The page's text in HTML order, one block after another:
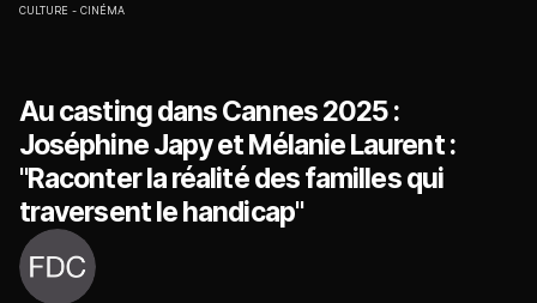
CULTURE CINÉMA
Au casting dans Cannes 2025 :
Joséphine Japy et Mélanie Laurent :
"Raconter la réalité des familles qui
traversent le handicap"